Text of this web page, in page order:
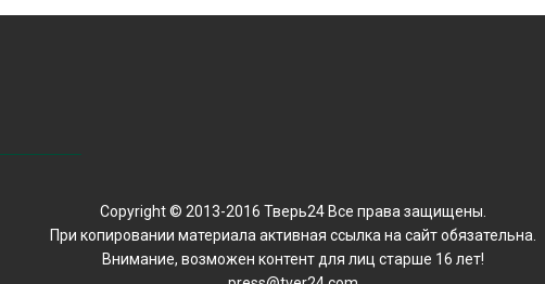
Copyright © 2013-2016 Тверь24 Все права защищены.
При копировании материала активная ссылка на сайт обязательна.
Внимание, возможен контент для лиц старше 16 лет!